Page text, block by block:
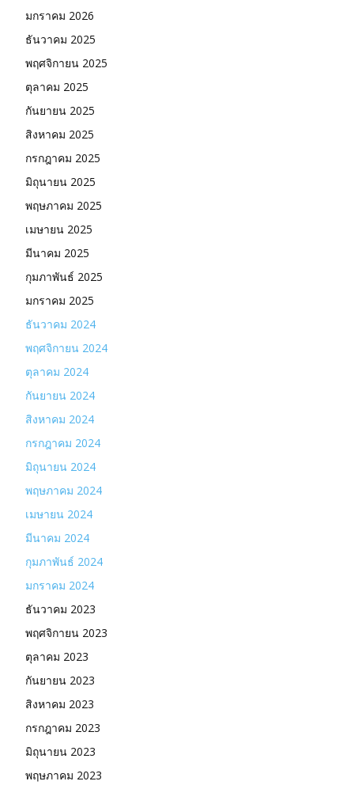
มกราคม 2026
ธันวาคม 2025
พฤศจิกายน 2025
ตุลาคม 2025
กันยายน 2025
สิงหาคม 2025
กรกฎาคม 2025
มิถุนายน 2025
พฤษภาคม 2025
เมษายน 2025
มีนาคม 2025
กุมภาพันธ์ 2025
มกราคม 2025
ธันวาคม 2024
พฤศจิกายน 2024
ตุลาคม 2024
กันยายน 2024
สิงหาคม 2024
กรกฎาคม 2024
มิถุนายน 2024
พฤษภาคม 2024
เมษายน 2024
มีนาคม 2024
กุมภาพันธ์ 2024
มกราคม 2024
ธันวาคม 2023
พฤศจิกายน 2023
ตุลาคม 2023
กันยายน 2023
สิงหาคม 2023
กรกฎาคม 2023
มิถุนายน 2023
พฤษภาคม 2023